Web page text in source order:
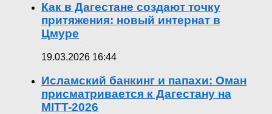
Как в Дагестане создают точку
притяжения: новый интернат в
Цмуре
19.03.2026 16:44
Исламский банкинг и папахи: Оман
присматривается к Дагестану на
MITT-2026